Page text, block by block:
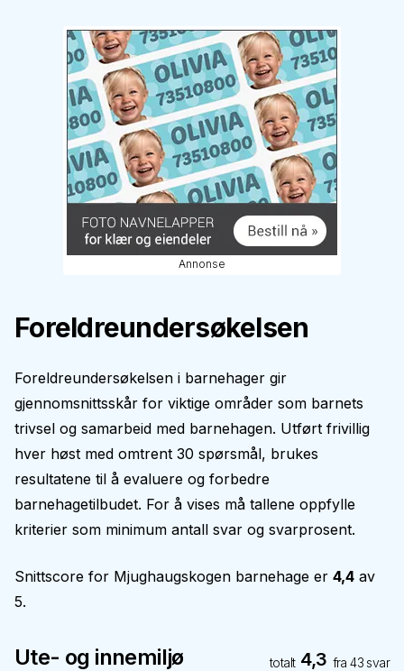
Annonse
Foreldreundersøkelsen
Foreldreundersøkelsen i barnehager gir
gjennomsnittsskår for viktige områder som barnets
trivsel og samarbeid med barnehagen. Utført frivillig
hver høst med omtrent 30 spørsmål, brukes
resultatene til å evaluere og forbedre
barnehagetilbudet. For å vises må tallene oppfylle
kriterier som minimum antall svar og svarprosent.
Snittscore for Mjughaugskogen barnehage er 4,4 av
5.
Ute- og innemiljø totalt 4,3 fra43 svar